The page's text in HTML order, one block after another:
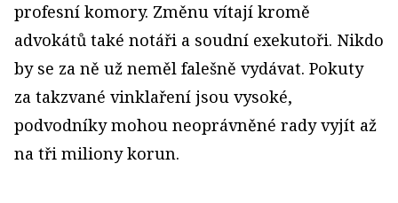
profesní komory. Změnu vítají kromě
advokátů také notáři a soudní exekutoři. Nikdo
by se za ně už neměl falešně vydávat. Pokuty
za takzvané vinklaření jsou vysoké,
podvodníky mohou neoprávněné rady vyjít až
na tři miliony korun.